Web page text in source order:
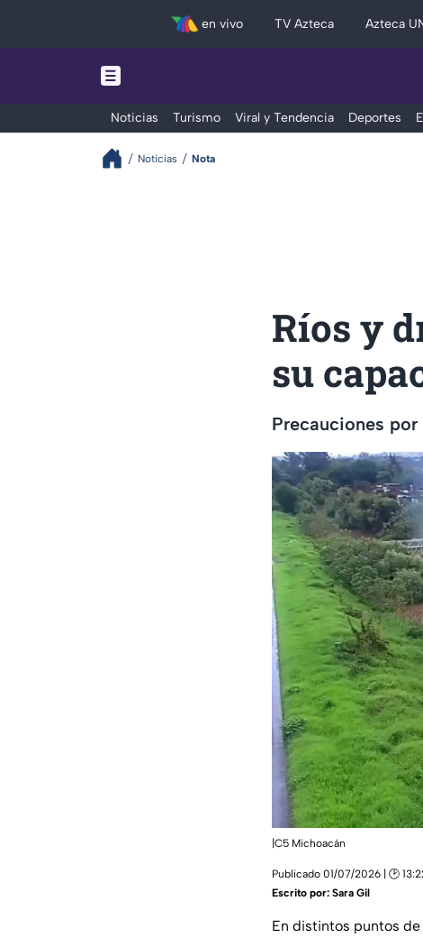
en vivo TV Azteca Azteca
Noticias Turismo Viral y Tendencia Deportes
Noticias Nota
Ríos y
su
Precauciones
|C5 Michoacán
Publicado 01/07/2026 | 🕑
Escrito por: Sara Gil
En distintos puntos